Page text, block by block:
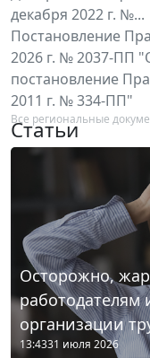
декабря 2022 г. №...
Постановление
2026 г. № 2037-ПП
постановление
2011 г. № 334-ПП"
Все региональные
Статьи
Осторожно,
работодателям
организации
13:4331 июля 2026